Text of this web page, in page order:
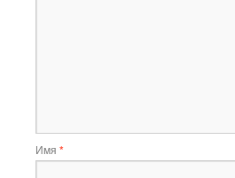
Имя *